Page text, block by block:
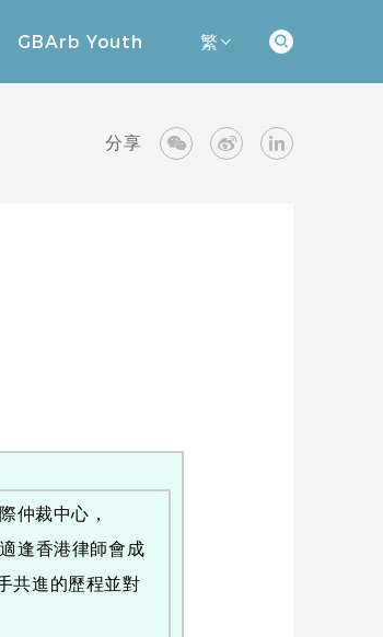
GBArb Youth
繁
分享
仲裁中心，
逢香港律師會成
共進的歷程並對